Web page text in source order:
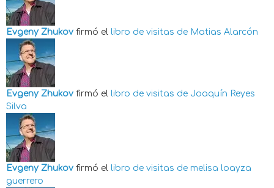
Evgeny Zhukov firmó el libro de visitas de Matias Alarcón
Evgeny Zhukov firmó el libro de visitas de Joaquín Reyes
Silva
Evgeny Zhukov firmó el libro de visitas de melisa loayza
guerrero